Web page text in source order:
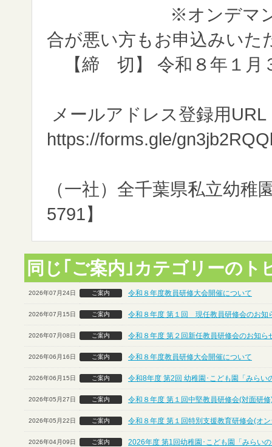
※オンデマンド配信
合が悪い方もお申込みいた
【締 切】 令和８年１月
メールアドレス登録用URL
https://forms.gle/
（一社）全千葉県私立幼
5791】
同じ｢ご案内｣カテゴリーのト
2026年07月24日 ご案内 令和８年度教員研修大会開催について
2026年07月15日 ご案内 令和８年度 第１回 現任教員研修会のお知
2026年07月08日 ご案内 令和８年度 第２回新任教員研修会のお知ら
2026年06月16日 ご案内 令和８年度教員研修大会開催について
2026年06月15日 ご案内 令和8年度 第2回 幼稚園･こども園「みらい
2026年05月27日 ご案内 令和８年度 第１回中堅教員研修会(対面研修
2026年05月22日 ご案内 令和８年度 第１回特別支援教育研修会(オ
2026年04月09日 ご案内 2026年度 第1回幼稚園･こども園「みらい